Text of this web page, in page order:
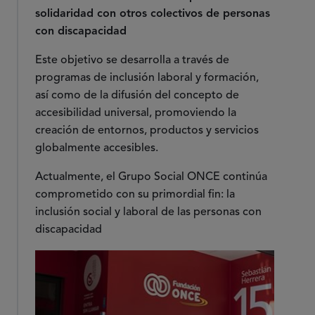
solidaridad con otros colectivos de personas
con discapacidad
Este objetivo se desarrolla a través de
programas de inclusión laboral y formación,
así como de la difusión del concepto de
accesibilidad universal, promoviendo la
creación de entornos, productos y servicios
globalmente accesibles.
Actualmente, el Grupo Social ONCE continúa
comprometido con su primordial fin: la
inclusión social y laboral de las personas con
discapacidad